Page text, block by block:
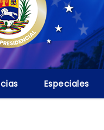
Especiales